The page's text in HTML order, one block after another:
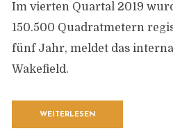
Im vierten Quartal 2019
150.500 Quadratmetern
fünf Jahr, meldet das
Wakefield.
WEITERLESEN